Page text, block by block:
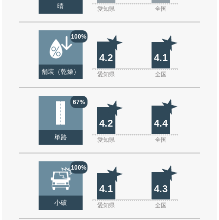
晴 愛知県 全国
100%
舗装（乾燥）
4.2 4.1
愛知県 全国
67%
単路
4.2 4.4
愛知県 全国
100%
小破
4.1 4.3
愛知県 全国